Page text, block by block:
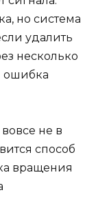
но система
удалить
несколько
ошибка
не в
способ
вращения